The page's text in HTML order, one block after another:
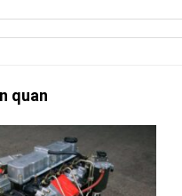
quan